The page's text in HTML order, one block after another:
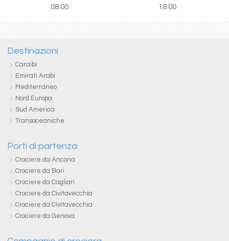
08:00 18:00
Destinazioni
Caraibi
Emirati Arabi
Mediterraneo
Nord Europa
Sud America
Transoceaniche
Porti di partenza
Crociere da Ancona
Crociere da Bari
Crociere da Cagliari
Crociere da Civitavecchia
Crociere da Civitavecchia
Crociere da Genova